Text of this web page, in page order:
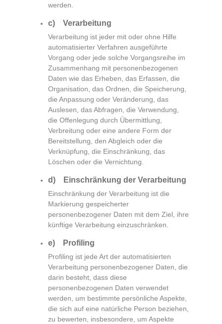
werden.
c) Verarbeitung
Verarbeitung ist jeder mit oder ohne Hilfe
automatisierter Verfahren ausgeführte
Vorgang oder jede solche Vorgangsreihe im
Zusammenhang mit personenbezogenen
Daten wie das Erheben, das Erfassen, die
Organisation, das Ordnen, die Speicherung,
die Anpassung oder Veränderung, das
Auslesen, das Abfragen, die Verwendung,
die Offenlegung durch Übermittlung,
Verbreitung oder eine andere Form der
Bereitstellung, den Abgleich oder die
Verknüpfung, die Einschränkung, das
Löschen oder die Vernichtung.
d) Einschränkung der Verarbeitung
Einschränkung der Verarbeitung ist die
Markierung gespeicherter
personenbezogener Daten mit dem Ziel, ihre
künftige Verarbeitung einzuschränken.
e) Profiling
Profiling ist jede Art der automatisierten
Verarbeitung personenbezogener Daten, die
darin besteht, dass diese
personenbezogenen Daten verwendet
werden, um bestimmte persönliche Aspekte,
die sich auf eine natürliche Person beziehen,
zu bewerten, insbesondere, um Aspekte